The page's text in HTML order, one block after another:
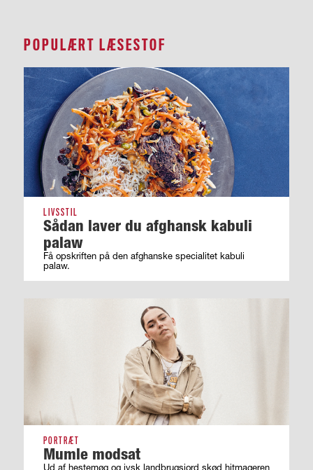
POPULÆRT LÆSESTOF
LIVSSTIL
Sådan laver du afghansk kabuli
palaw
Få opskriften på den afghanske specialitet kabuli
palaw.
PORTRÆT
Mumle modsat
Ud af hestemøg og jysk landbrugsjord skød hitmageren